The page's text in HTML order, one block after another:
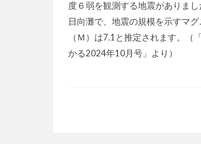
度６弱を観測する地震がありま
日向灘で、地震の規模を示すマ
（Ｍ）は7.1と推定されます。（
かる2024年10月号」より）